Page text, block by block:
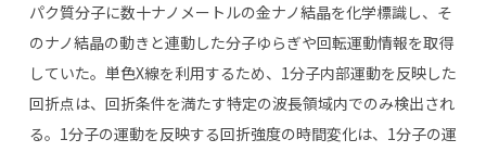
パク質分子に数十ナノメートルの金ナノ結晶を化学標識し、そ
のナノ結晶の動きと連動した分子ゆらぎや回転運動情報を取得
していた。単色X線を利用するため、 1分子内部運動を反映した
回折点は、回折条件を満たす特定の波長領域内でのみ検出され
る。 1分子の運動を反映する回折強度の時間変化は、 1分子の運